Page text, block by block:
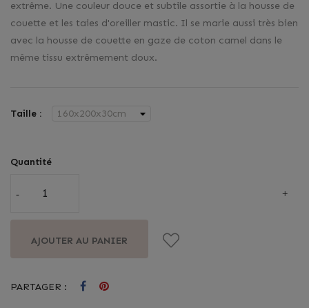
extrême. Une couleur douce et subtile assortie à la housse de
couette et les taies d'oreiller mastic. Il se marie aussi très bien
avec la housse de couette en gaze de coton camel dans le
même tissu extrêmement doux.
Taille :
Quantité
AJOUTER AU PANIER
PARTAGER :